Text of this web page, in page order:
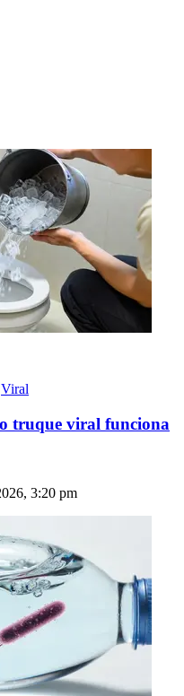
Viral
truque viral funciona
3:20 pm